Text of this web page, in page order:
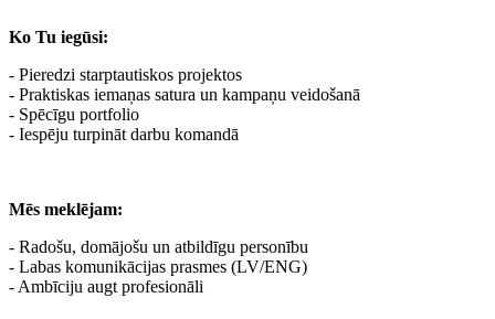
Ko Tu iegūsi:
- Pieredzi starptautiskos projektos
- Praktiskas iemaņas satura un kampaņu veidošanā
- Spēcīgu portfolio
- Iespēju turpināt darbu komandā
Mēs meklējam:
- Radošu, domājošu un atbildīgu personību
- Labas komunikācijas prasmes (LV/ENG)
- Ambīciju augt profesionāli